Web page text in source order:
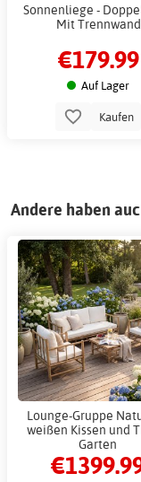
Sonnenliege -
Mit Trennwand
€179.99
Auf Lager
Kaufen
Andere haben
Lounge-Gruppe
weißen Kissen und
Garten